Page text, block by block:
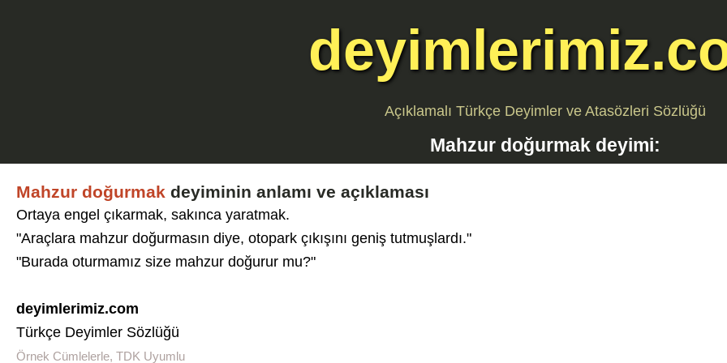
Açıklamalı Türkçe Deyimler ve Atasözleri Sözlüğü
Mahzur doğurmak deyimi:
Mahzur doğurmak deyiminin anlamı ve açıklaması
Ortaya engel çıkarmak, sakınca yaratmak.
"Araçlara mahzur doğurmasın diye, otopark çıkışını geniş tutmuşlardı."
"Burada oturmamız size mahzur doğurur mu?"
deyimlerimiz.com
Türkçe Deyimler Sözlüğü
Örnek Cümlelerle, TDK Uyumlu